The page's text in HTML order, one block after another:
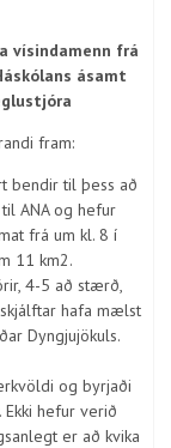
vísindamenn frá
ásamt
fram:
bendir til þess að
ANA og hefur
frá um kl. 8 í
11 km2.
4-5 að stærð,
hafa mælst
Dyngjujökuls.
og byrjaði
hefur verið
er að kvika